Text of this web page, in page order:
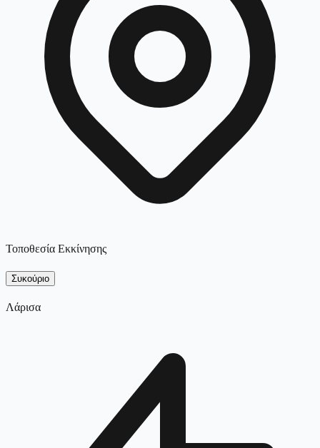
Τοποθεσία Εκκίνησης
Συκούριο
Λάρισα